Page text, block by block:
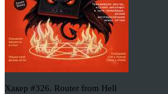
Хакер #326. Router from Hell